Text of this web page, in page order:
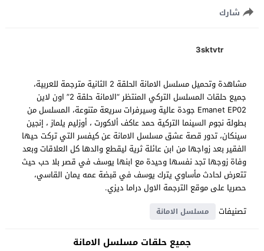
شارك
3sktvtr
مشاهدة وتحميل مسلسل الامانة الحلقة 2 الثانية مترجمة للعربية،
جميع حلقات المسلسل التركي المنتظر “الامانة حلقة 2” اون لاين
Emanet EP02 جودة عالية وسيرفرات سريعة متنوعة، المسلسل من
بطولة نجوم السينما التركية حمد عاكف ألاكورت ، أوزليم يلماز ، إنجين
سينكان، تدور قصة عشق مسلسل الامانة عن كيفسر التي تركت حيها
الفقير بعد زواجها من ابن عائلة ثرية ليقطع والدها كل العلاقات وبعد
وفاة زوجها تجد نفسها وحيدة مع ابنها يوسف في قصر بلا حب حيث
تتعرض لحادث مأساوي يترك يوسف في قبضة عمه يمان القاسي،
حصريا على موقع الترجمة الاول دراما ديزي.
تصنيفات
مسلسل الامانة
جميع حلقات مسلسل الامانة